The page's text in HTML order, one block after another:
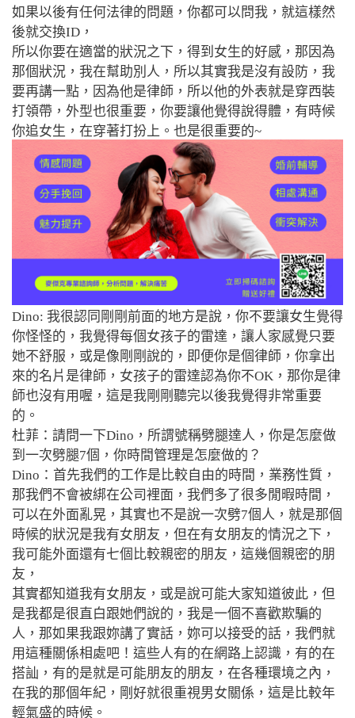
如果以後有任何法律的問題，你都可以問我，就這樣然
後就交換ID，
所以你要在適當的狀況之下，得到女生的好感，那因為
那個狀況，我在幫助別人，所以其實我是沒有設防，我
要再講一點，因為他是律師，所以他的外表就是穿西裝
打領帶，外型也很重要，你要讓他覺得說得體，有時候
你追女生，在穿著打扮上。也是很重要的~
Dino: 我很認同剛剛前面的地方是說，你不要讓女生覺得
你怪怪的，我覺得每個女孩子的雷達，讓人家感覺只要
她不舒服，或是像剛剛說的，即便你是個律師，你拿出
來的名片是律師，女孩子的雷達認為你不OK，那你是律
師也沒有用喔，這是我剛剛聽完以後我覺得非常重要
的。
杜菲：請問一下Dino，所謂號稱劈腿達人，你是怎麼做
到一次劈腿7個，你時間管理是怎麼做的？
Dino：首先我們的工作是比較自由的時間，業務性質，
那我們不會被綁在公司裡面，我們多了很多閒暇時間，
可以在外面亂晃，其實也不是說一次劈7個人，就是那個
時候的狀況是我有女朋友，但在有女朋友的情況之下，
我可能外面還有七個比較親密的朋友，這幾個親密的朋
友，
其實都知道我有女朋友，或是說可能大家知道彼此，但
是我都是很直白跟她們說的，我是一個不喜歡欺騙的
人，那如果我跟妳講了實話，妳可以接受的話，我們就
用這種關係相處吧！這些人有的在網路上認識，有的在
搭訕，有的是就是可能朋友的朋友，在各種環境之內，
在我的那個年紀，剛好就很重視男女關係，這是比較年
輕氣盛的時候。